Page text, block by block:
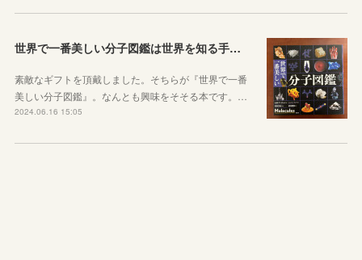
世界で一番美しい分子図鑑は世界を知る手がかり
素敵なギフトを頂戴しました。そちらが『世界で一番
美しい分子図鑑』。なんとも興味をそそる本です。…
2024.06.16 15:05